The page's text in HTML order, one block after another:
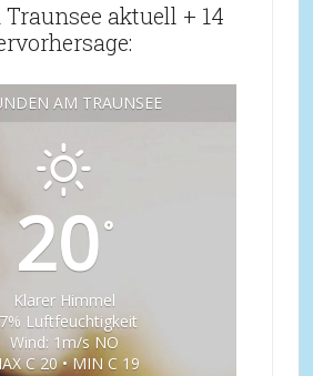
aktuell + 14
AM TRAUNSEE
20°
Klarer Himmel
Luftfeuchtigkeit
Wind: 1m/s NO
C 20 • MIN C 19